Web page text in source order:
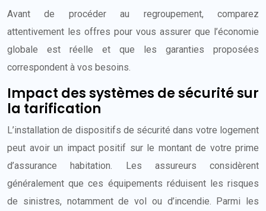
Avant de procéder au regroupement, comparez
attentivement les offres pour vous assurer que l’économie
globale est réelle et que les garanties proposées
correspondent à vos besoins.
Impact des systèmes de sécurité sur
la tarification
L’installation de dispositifs de sécurité dans votre logement
peut avoir un impact positif sur le montant de votre prime
d’assurance habitation. Les assureurs considèrent
généralement que ces équipements réduisent les risques
de sinistres, notamment de vol ou d’incendie. Parmi les